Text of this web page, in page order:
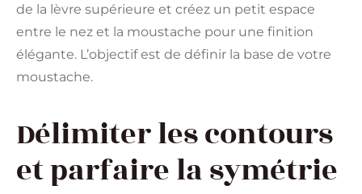
de la lèvre supérieure et créez un petit espace
entre le nez et la moustache pour une finition
élégante. L’objectif est de définir la base de votre
moustache.
Délimiter les contours
et parfaire la symétrie